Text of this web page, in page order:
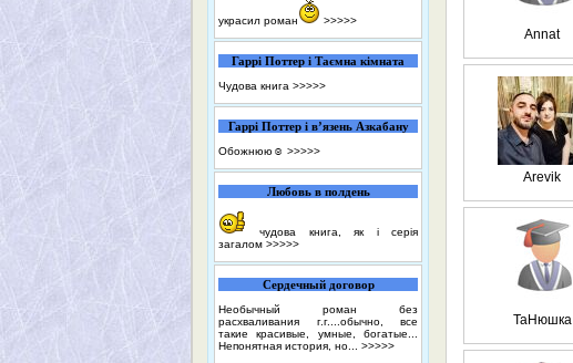
украсил роман >>>>>
Гаррі Поттер і Таємна кімната
Чудова книга >>>>>
Гаррі Поттер і в’язень Азкабану
Обожнюю☺️ >>>>>
Любовь в полдень
чудова книга, як і серія
загалом >>>>>
Сердечный договор
Необычный роман без
расхваливания г.г....обычно, все
такие красивые, умные, богатые...
Непонятная история, но... >>>>>
Annat
Arevik
ТаНюшка